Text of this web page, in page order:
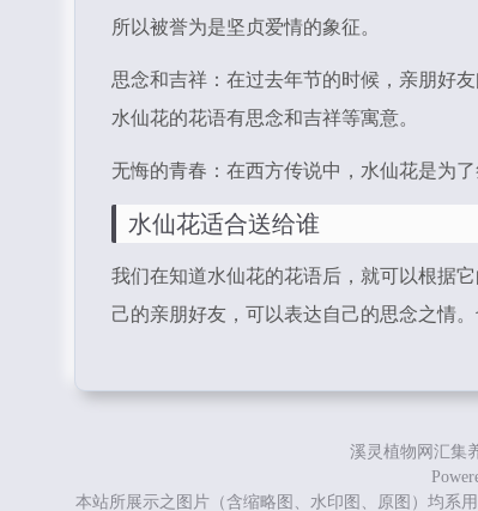
所以被誉为是坚贞爱情的象征。
思念和吉祥：在过去年节的时候，亲朋好
水仙花的花语有思念和吉祥等寓意。
无悔的青春：在西方传说中，水仙花是为
水仙花适合送给谁
我们在知道水仙花的花语后，就可以根据
己的亲朋好友，可以表达自己的思念之情
溪灵植物网汇集
本站所展示之图片（含缩略图、水印图、原图）均系